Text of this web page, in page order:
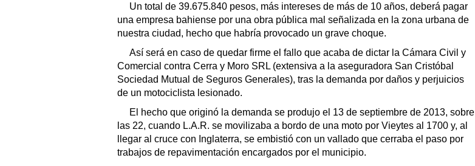
Datos Útiles
Fúnebres
Teléfonos de urgencia
Un total de 39.675.840 pesos, más intereses de más de 10 años, deberá pagar
una empresa bahiense por una obra pública mal señalizada en la zona urbana de
nuestra ciudad, hecho que habría provocado un grave choque.
Así será en caso de quedar firme el fallo que acaba de dictar la Cámara Civil y
Comercial contra Cerra y Moro SRL (extensiva a la aseguradora San Cristóbal
Sociedad Mutual de Seguros Generales), tras la demanda por daños y perjuicios
de un motociclista lesionado.
El hecho que originó la demanda se produjo el 13 de septiembre de 2013, sobre
las 22, cuando L.A.R. se movilizaba a bordo de una moto por Vieytes al 1700 y, al
llegar al cruce con Inglaterra, se embistió con un vallado que cerraba el paso por
trabajos de repavimentación encargados por el municipio.